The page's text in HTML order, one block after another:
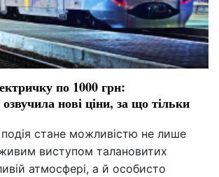
по 1000 грн:
нові ціни, за що тільки
стане можливістю не лише
виступом талановитих
атмосфері, а й особисто